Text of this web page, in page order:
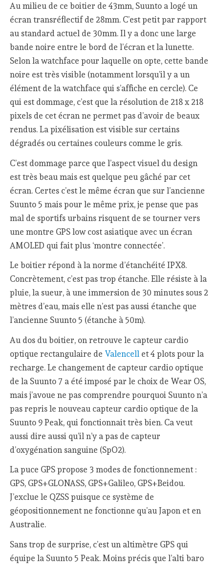
Au milieu de ce boitier de 43mm, Suunto a logé un
écran transréflectif de 28mm. C’est petit par rapport
au standard actuel de 30mm. Il y a donc une large
bande noire entre le bord de l’écran et la lunette.
Selon la watchface pour laquelle on opte, cette bande
noire est très visible (notamment lorsqu’il y a un
élément de la watchface qui s’affiche en cercle). Ce
qui est dommage, c’est que la résolution de 218 x 218
pixels de cet écran ne permet pas d’avoir de beaux
rendus. La pixélisation est visible sur certains
dégradés ou certaines couleurs comme le gris.
C’est dommage parce que l’aspect visuel du design
est très beau mais est quelque peu gâché par cet
écran. Certes c’est le même écran que sur l’ancienne
Suunto 5 mais pour le même prix, je pense que pas
mal de sportifs urbains risquent de se tourner vers
une montre GPS low cost asiatique avec un écran
AMOLED qui fait plus ‘montre connectée’.
Le boitier répond à la norme d’étanchéité IPX8.
Concrètement, c’est pas trop étanche. Elle résiste à la
pluie, la sueur, à une immersion de 30 minutes sous 2
mètres d’eau, mais elle n’est pas aussi étanche que
l’ancienne Suunto 5 (étanche à 50m).
Au dos du boitier, on retrouve le capteur cardio
optique rectangulaire de Valencell et 4 plots pour la
recharge. Le changement de capteur cardio optique
de la Suunto 7 a été imposé par le choix de Wear OS,
mais j’avoue ne pas comprendre pourquoi Suunto n’a
pas repris le nouveau capteur cardio optique de la
Suunto 9 Peak, qui fonctionnait très bien. Ca veut
aussi dire aussi qu’il n’y a pas de capteur
d’oxygénation sanguine (SpO2).
La puce GPS propose 3 modes de fonctionnement :
GPS, GPS+GLONASS, GPS+Galileo, GPS+Beidou.
J’exclue le QZSS puisque ce système de
géopositionnement ne fonctionne qu’au Japon et en
Australie.
Sans trop de surprise, c’est un altimètre GPS qui
équipe la Suunto 5 Peak. Moins précis que l’alti baro